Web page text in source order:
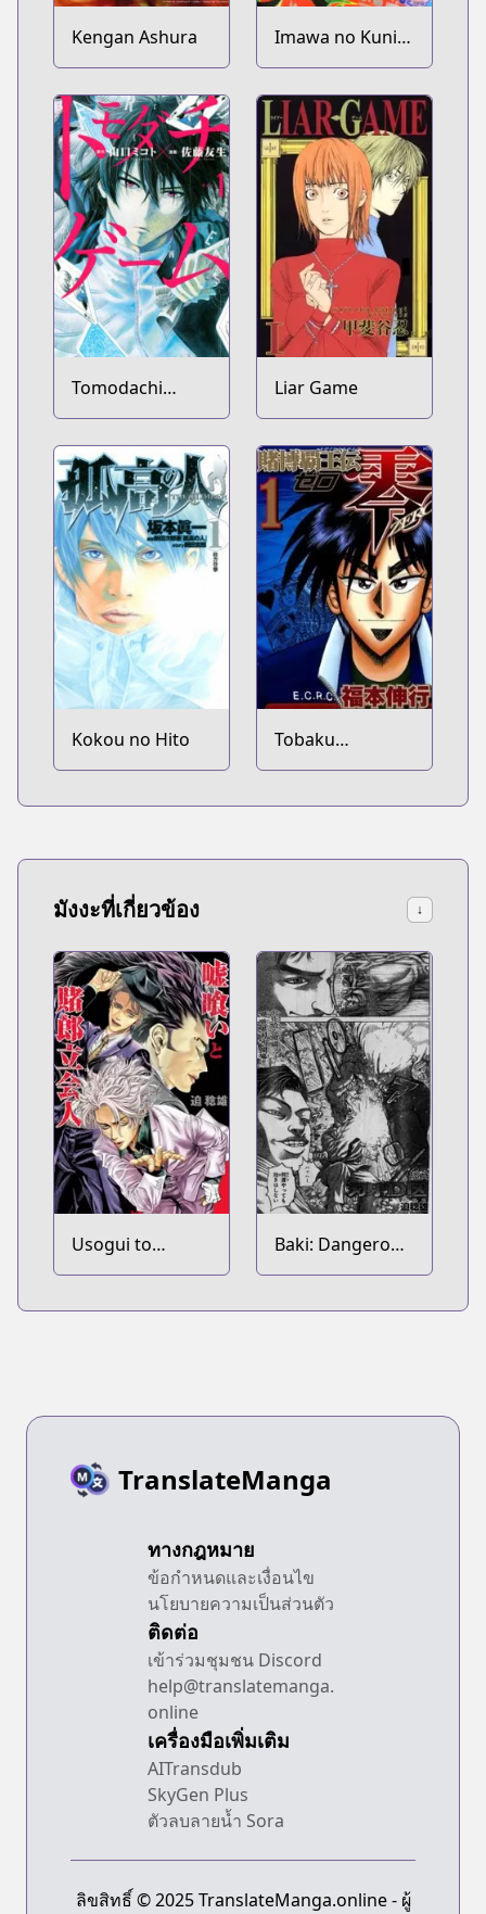
Kengan Ashura
Imawa no Kuni
no Alice
Tomodachi
Game
Liar Game
Kokou no Hito
Tobaku
Haouden Zero
มังงะที่เกี่ยวข้อง ↓
Usogui to
Kakerou
Baki: Dangerous
Zone
TranslateManga
ทางกฎหมาย
ข้อกำหนดและเงื่อนไข
นโยบายความเป็นส่วนตัว
ติดต่อ
เข้าร่วมชุมชน Discord
help@translatemanga.
online
เครื่องมือเพิ่มเติม
AITransdub
SkyGen Plus
ตัวลบลายน้ำ Sora
ลิขสิทธิ์ © 2025 TranslateManga.online - ผู้